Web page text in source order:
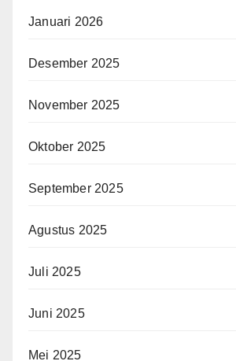
Januari 2026
Desember 2025
November 2025
Oktober 2025
September 2025
Agustus 2025
Juli 2025
Juni 2025
Mei 2025